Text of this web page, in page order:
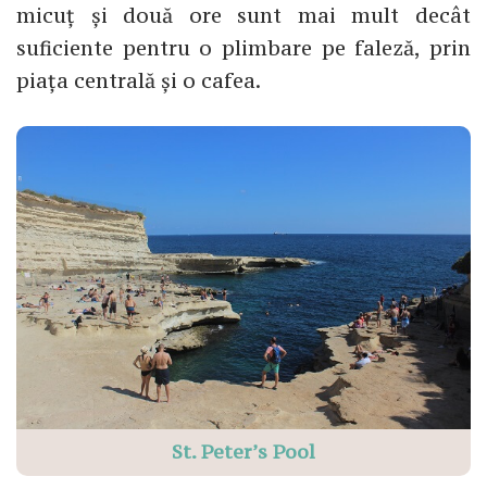
micuț și două ore sunt mai mult decât
suficiente pentru o plimbare pe faleză, prin
piața centrală și o cafea.
St. Peter’s Pool